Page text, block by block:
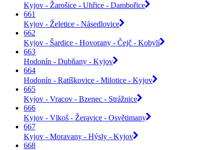
Kyjov - Žarošice - Uhřice - Dambořice
661
Kyjov - Želetice - Násedlovice
662
Kyjov - Šardice - Hovorany - Čejč - Kobylí
663
Hodonín - Dubňany - Kyjov
664
Hodonín - Ratíškovice - Milotice - Kyjov
665
Kyjov - Vracov - Bzenec - Strážnice
666
Kyjov - Vlkoš - Žeravice - Osvětimany
667
Kyjov - Moravany - Hýsly - Kyjov
668